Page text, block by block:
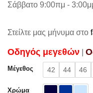
Σάββατο 9:00πμ -
Στείλτε μας μήνυμα στο
Oδηγός μεγεθών
Μέγεθος 42 44 46
Χρώμα